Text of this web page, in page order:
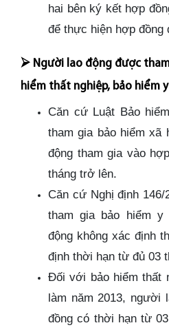
hai bên ký kết hợp
để thực hiện hợp đồng
⮚ Người lao động được
hiểm thất nghiệp, bảo hiểm
Căn cứ Luật Bảo
tham gia bảo hiểm xã
động tham gia vào
tháng trở lên.
Căn cứ Nghị định
tham gia bảo hiểm
động không xác định
định thời hạn từ đủ 03
Đối với bảo hiểm thất
làm năm 2013, người
đồng có thời hạn từ